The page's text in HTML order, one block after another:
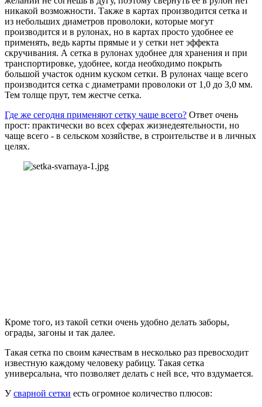
никакой возможности. Также в картах производится сетка и
из небольших диаметров проволоки, которые могут
производится и в рулонах, но в картах просто удобнее ее
применять, ведь карты прямые и у сетки нет эффекта
скручивания. А сетка в рулонах удобнее для хранения и при
транспортировке, удобнее, когда необходимо покрыть
большой участок одним куском сетки. В рулонах чаще всего
производится сетка с диаметрами проволоки от 1,0 до 3,0 мм.
Тем толще прут, тем жестче сетка.
Где же сегодня применяют сетку чаще всего? Ответ очень
прост: практически во всех сферах жизнедеятельности, но
чаще всего - в сельском хозяйстве, в строительстве и в личных
целях.
Кроме того, из такой сетки очень удобно делать заборы,
ограды, загоны и так далее.
Такая сетка по своим качествам в несколько раз превосходит
известную каждому человеку рабицу. Такая сетка
универсальна, что позволяет делать с ней все, что вздумается.
Усварной сетки есть огромное количество плюсов: